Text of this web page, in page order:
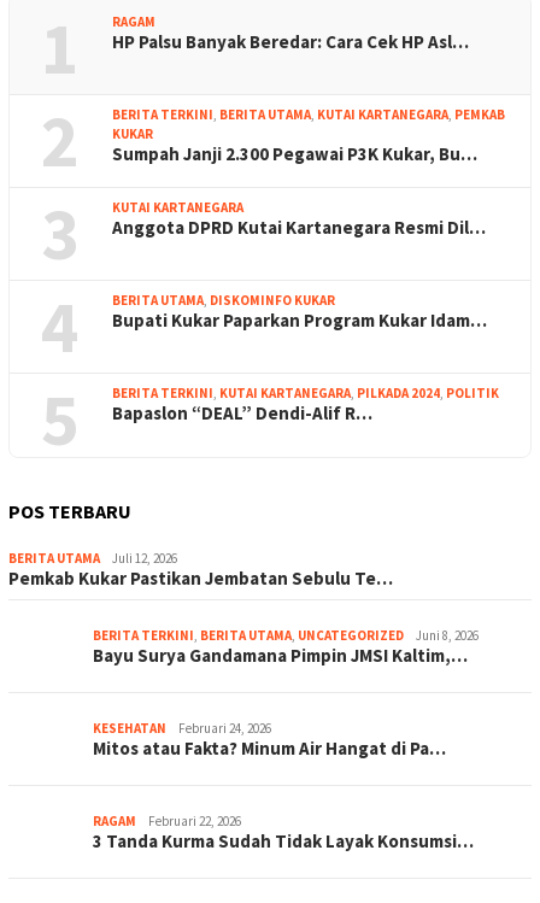
1 RAGAM
HP Palsu Banyak Beredar: Cara Cek HP Asl…
2 BERITA TERKINI BERITA UTAMA KUTAI KARTANEGARA PEMKAB
KUKAR
Sumpah Janji 2.300 Pegawai P3K Kukar, Bu…
3 KUTAI KARTANEGARA
Anggota DPRD Kutai Kartanegara Resmi Dil…
4 BERITA UTAMA DISKOMINFO KUKAR
Bupati Kukar Paparkan Program Kukar Idam…
5 BERITA TERKINI KUTAI KARTANEGARA PILKADA 2024 POLITIK
Bapaslon “DEAL” Dendi-Alif R…
POS TERBARU
BERITA UTAMA Juli 12, 2026
Pemkab Kukar Pastikan Jembatan Sebulu Te…
BERITA TERKINI BERITA UTAMA UNCATEGORIZED Juni 8, 2026
Bayu Surya Gandamana Pimpin JMSI Kaltim,…
KESEHATAN Februari 24, 2026
Mitos atau Fakta? Minum Air Hangat di Pa…
RAGAM Februari 22, 2026
3 Tanda Kurma Sudah Tidak Layak Konsumsi…